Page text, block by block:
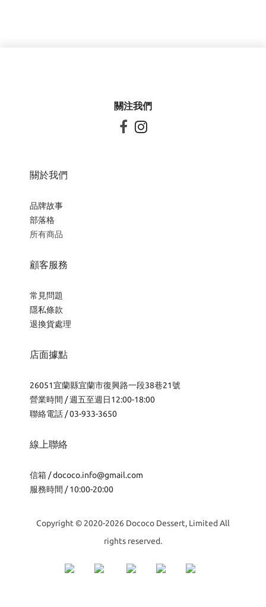
關注我們
 
關於我們
品牌故事
部落格
所有商品
顧客服務
常見問題
隱私條款
退換貨處理
店面據點
26051宜蘭縣宜蘭市復興路一段38巷21號
營業時間 / 週五至週日12:00-18:00
聯絡電話 / 03-933-3650
線上聯絡
信箱 /dococo.info@gmail.com
服務時間 / 10:00-20:00
Copyright © 2020-2026 Dococo Dessert, Limited All
rights reserved.